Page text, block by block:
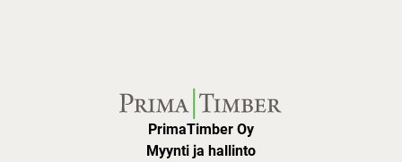
PrimaTimber Oy
Myynti ja hallinto